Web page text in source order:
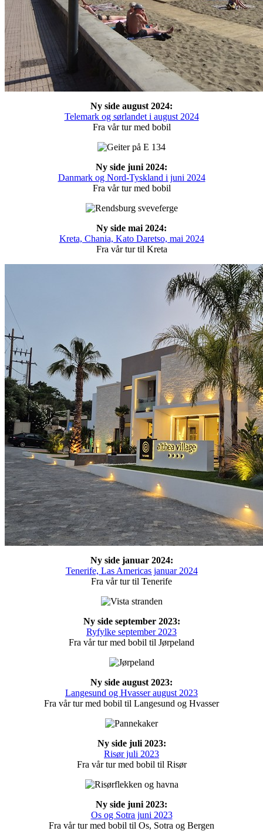
Ny side august 2024:
Telemark og sørlandet i august 2024
Fra vår tur med bobil
Ny side juni 2024:
Danmark og Nord-Tyskland i juni 2024
Fra vår tur med bobil
Ny side mai 2024:
Kreta, Chania, Kato Daretso, mai 2024
Fra vår tur til Kreta
Ny side januar 2024:
Tenerife, Las Americas januar 2024
Fra vår tur til Tenerife
Ny side september 2023:
Ryfylke september 2023
Fra vår tur med bobil til Jørpeland
Ny side august 2023:
Langesund og Hvasser august 2023
Fra vår tur med bobil til Langesund og Hvasser
Ny side juli 2023:
Risør juli 2023
Fra vår tur med bobil til Risør
Ny side juni 2023:
Os og Sotra juni 2023
Fra vår tur med bobil til Os, Sotra og Bergen